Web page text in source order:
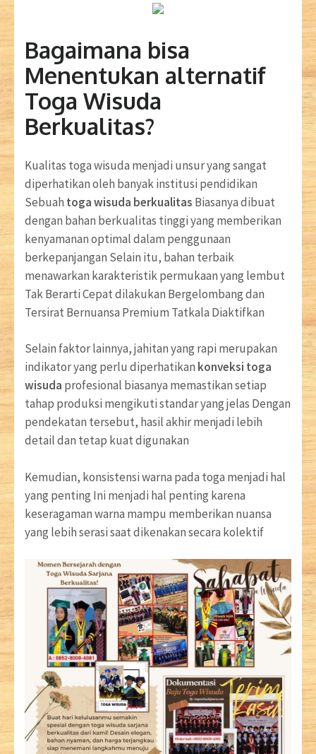
Bagaimana bisa
Menentukan alternatif
Toga Wisuda
Berkualitas?
Kualitas toga wisuda menjadi unsur yang sangat
diperhatikan oleh banyak institusi pendidikan
Sebuah toga wisuda berkualitas Biasanya dibuat
dengan bahan berkualitas tinggi yang memberikan
kenyamanan optimal dalam penggunaan
berkepanjangan Selain itu, bahan terbaik
menawarkan karakteristik permukaan yang lembut
Tak Berarti Cepat dilakukan Bergelombang dan
Tersirat Bernuansa Premium Tatkala Diaktifkan
Selain faktor lainnya, jahitan yang rapi merupakan
indikator yang perlu diperhatikan konveksi toga
wisuda profesional biasanya memastikan setiap
tahap produksi mengikuti standar yang jelas Dengan
pendekatan tersebut, hasil akhir menjadi lebih
detail dan tetap kuat digunakan
Kemudian, konsistensi warna pada toga menjadi hal
yang penting Ini menjadi hal penting karena
keseragaman warna mampu memberikan nuansa
yang lebih serasi saat dikenakan secara kolektif